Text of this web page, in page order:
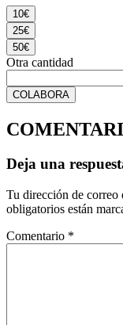
10€
25€
50€
Otra cantidad
COLABORA
Deja una
Tu dirección de correo
obligatorios están
Comentario *